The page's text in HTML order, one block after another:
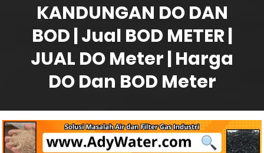
KANDUNGAN DO DAN
BOD | Jual BOD METER |
JUAL DO Meter | Harga
DO Dan BOD Meter